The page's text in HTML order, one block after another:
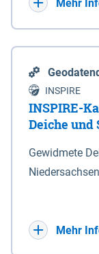
Mehr
INSPIRE
INSPIRE-
Deiche und
Gewidmete
Deichbehörde
Mehr